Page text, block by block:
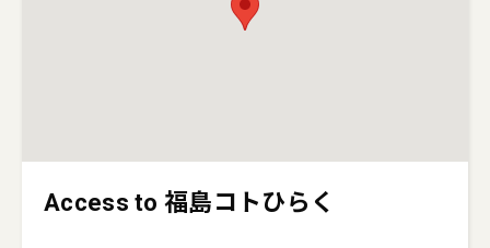
Access to 福島コトひらく